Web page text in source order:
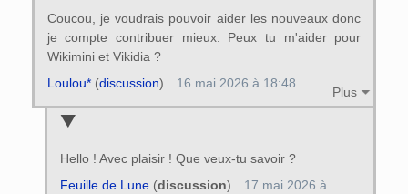
Coucou, je voudrais pouvoir aider les nouveaux donc
je compte contribuer mieux. Peux tu m'aider pour
Wikimini et Vikidia ?
Plus
Loulou*(discussion) 16 mai 2026 à 18:48
Hello ! Avec plaisir ! Que veux-tu savoir ?
Feuille de Lune(discussion)
17 mai 2026 à